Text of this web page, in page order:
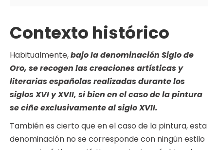
Contexto histórico
Habitualmente,bajo la denominación Siglo de
Oro, se recogen las creaciones artísticas y
literarias españolas realizadas durante los
siglos XVI y XVII, si bien en el caso de la pintura
se ciñe exclusivamente al siglo XVII.
También es cierto que en el caso de la pintura, esta
denominación no se corresponde con ningún estilo